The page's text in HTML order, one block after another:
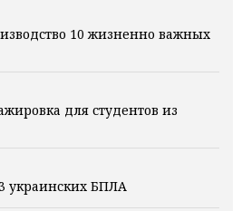
10 жизненно важных
для студентов из
украинских БПЛА